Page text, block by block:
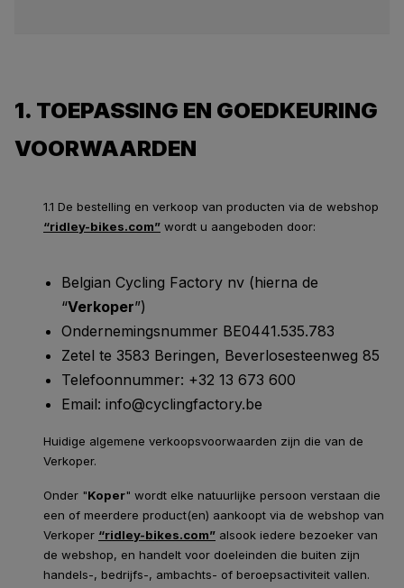
1. TOEPASSING EN GOEDKEURING
VOORWAARDEN
1.1 De bestelling en verkoop van producten via de webshop
“ridley-bikes.com” wordt u aangeboden door:
Belgian Cycling Factory nv (hierna de
“Verkoper”)
Ondernemingsnummer BE0441.535.783
Zetel te 3583 Beringen, Beverlosesteenweg 85
Telefoonnummer: +32 13 673 600
Email: info@cyclingfactory.be
Huidige algemene verkoopsvoorwaarden zijn die van de
Verkoper.
Onder "Koper" wordt elke natuurlijke persoon verstaan die
een of meerdere product(en) aankoopt via de webshop van
Verkoper “ridley-bikes.com” alsook iedere bezoeker van
de webshop, en handelt voor doeleinden die buiten zijn
handels-, bedrijfs-, ambachts- of beroepsactiviteit vallen.